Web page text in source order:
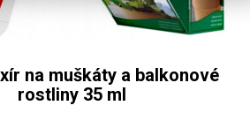
na muškáty a balkonové
rostliny 35 ml